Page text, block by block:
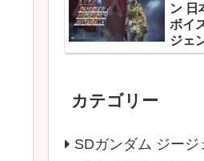
ン 日
ボイ
ジェ
カテゴリー
SDガンダム ジージ